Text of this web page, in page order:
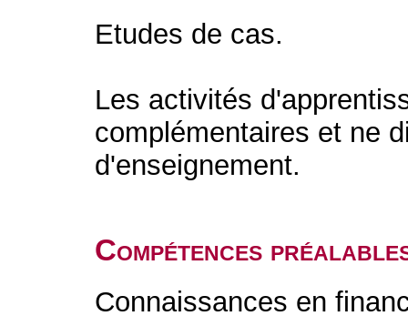
Etudes de cas.
Les activités
complémentaires et ne
d'enseignement.
Compétences
Connaissances en